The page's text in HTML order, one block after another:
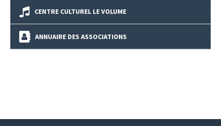
CENTRE CULTUREL LE VOLUME
ANNUAIRE DES ASSOCIATIONS